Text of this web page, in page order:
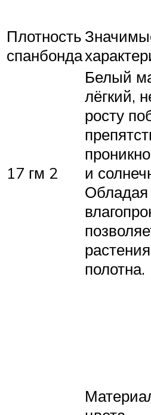
Плотность
спанбонда
17 гм 2
Белый
лёгкий,
росту
и
Обладая
полотна.